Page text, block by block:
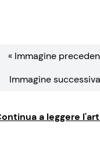
Ricette
Ricette
« Immagine
Immagine
a leggere